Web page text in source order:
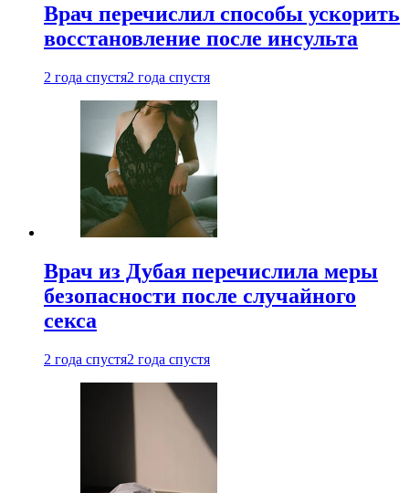
Врач перечислил способы ускорить
восстановление после инсульта
2 года спустя2 года спустя
Врач из Дубая перечислила меры
безопасности после случайного
секса
2 года спустя2 года спустя